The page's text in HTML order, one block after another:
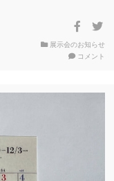
展示会のお知らせ
コメント